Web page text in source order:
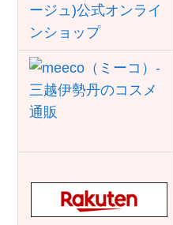
ージュ)公式オンライ
ンショップ